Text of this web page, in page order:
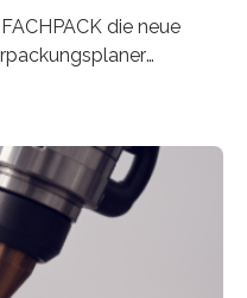
die neue
der Zulieferindustrie.
Die Anordnung kann
so mehr Kontrolle
Die ebenfalls neue
dazu, die Software